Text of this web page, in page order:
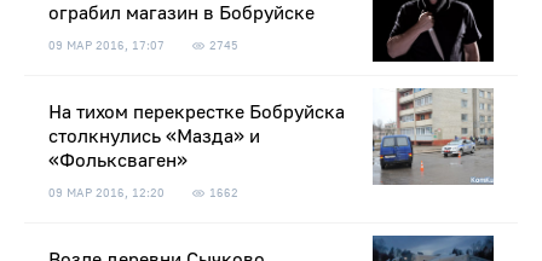
ограбил магазин в Бобруйске
09 МАР 2016, 17:07 2745
На тихом перекрестке Бобруйска
столкнулись «Мазда» и
«Фольксваген»
09 МАР 2016, 12:20 1662